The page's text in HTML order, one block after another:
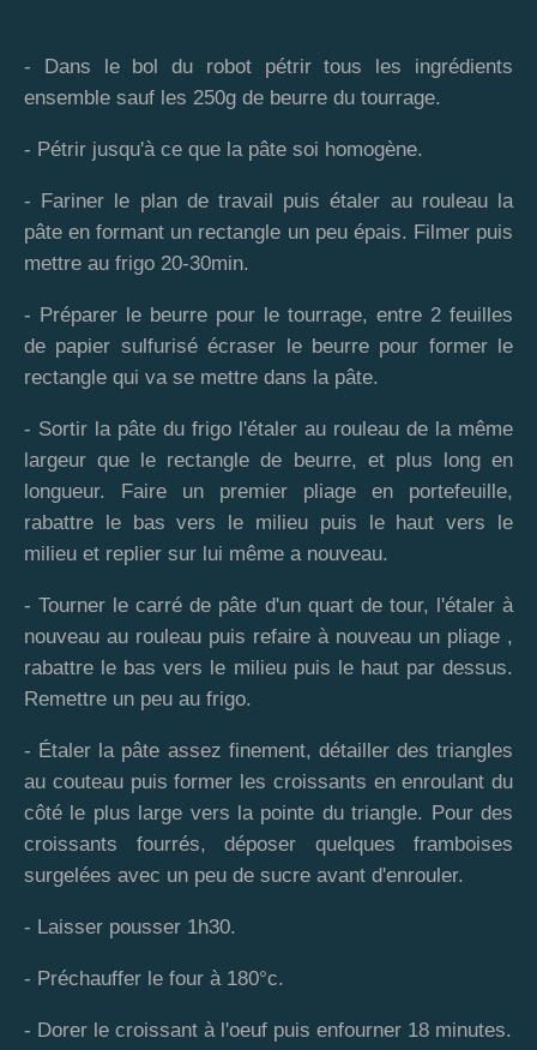
- Dans le bol du robot pétrir tous les ingrédients
ensemble sauf les 250g de beurre du tourrage.
- Pétrir jusqu'à ce que la pâte soi homogène.
- Fariner le plan de travail puis étaler au rouleau la
pâte en formant un rectangle un peu épais. Filmer puis
mettre au frigo 20-30min.
- Préparer le beurre pour le tourrage, entre 2 feuilles
de papier sulfurisé écraser le beurre pour former le
rectangle qui va se mettre dans la pâte.
- Sortir la pâte du frigo l'étaler au rouleau de la même
largeur que le rectangle de beurre, et plus long en
longueur. Faire un premier pliage en portefeuille,
rabattre le bas vers le milieu puis le haut vers le
milieu et replier sur lui même a nouveau.
- Tourner le carré de pâte d'un quart de tour, l'étaler à
nouveau au rouleau puis refaire à nouveau un pliage ,
rabattre le bas vers le milieu puis le haut par dessus.
Remettre un peu au frigo.
- Étaler la pâte assez finement, détailler des triangles
au couteau puis former les croissants en enroulant du
côté le plus large vers la pointe du triangle. Pour des
croissants fourrés, déposer quelques framboises
surgelées avec un peu de sucre avant d'enrouler.
- Laisser pousser 1h30.
- Préchauffer le four à 180°c.
- Dorer le croissant à l'oeuf puis enfourner 18 minutes.